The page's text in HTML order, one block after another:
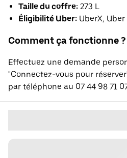
Taille du coffre: 273 L
Éligibilité Uber: UberX,
Comment ça fonctionne ?
Effectuez une demande
"Connectez-vous pour
par téléphone au 07 44 98 71